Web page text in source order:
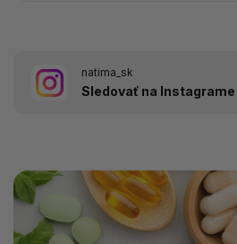
natima_sk
Sledovať na Instagrame